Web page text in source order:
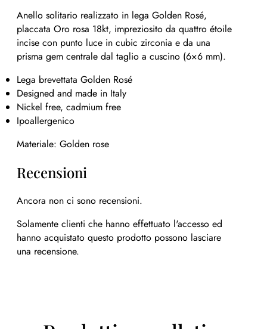
Anello solitario realizzato in lega Golden Rosé,
placcata Oro rosa 18kt, impreziosito da quattro étoile
incise con punto luce in cubic zirconia e da una
prisma gem centrale dal taglio a cuscino (6×6 mm).
Lega brevettata Golden Rosé
Designed and made in Italy
Nickel free, cadmium free
Ipoallergenico
Materiale: Golden rose
Recensioni
Ancora non ci sono recensioni.
Solamente clienti che hanno effettuato l'accesso ed
hanno acquistato questo prodotto possono lasciare
una recensione.